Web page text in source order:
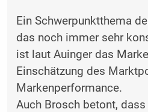
Ein Schwerpunktthema
das noch immer sehr
ist laut Auinger das
Einschätzung des
Markenperformance.
Auch Brosch betont,